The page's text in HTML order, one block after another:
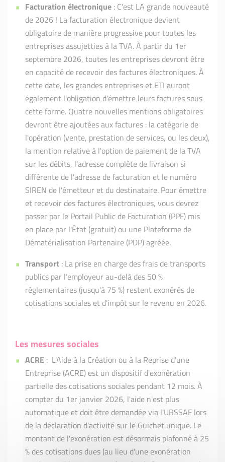
Facturation électronique : C'est LA grande nouveauté
de 2026 ! La facturation électronique devient
obligatoire de manière progressive pour toutes les
entreprises assujetties à la TVA. À partir du 1er
septembre 2026, toutes les entreprises devront être
en capacité de recevoir des factures électroniques. À
cette date, les grandes entreprises et ETI auront
également l'obligation d'émettre leurs factures sous
cette forme. Quatre nouvelles mentions obligatoires
devront être ajoutées aux factures : la catégorie de
l'opération (vente, prestation de services, ou les deux),
la mention relative à l'option de paiement de la TVA
sur les débits, l'adresse complète de livraison si
différente de l'adresse de facturation et le numéro
SIREN de l'émetteur et du destinataire. Pour émettre
et recevoir des factures électroniques, vous devrez
passer par le Portail Public de Facturation (PPF) mis
en place par l'État (gratuit) ou une Plateforme de
Dématérialisation Partenaire (PDP) agréée.
Transport : La prise en charge des frais de transports
publics par l’employeur au-delà des 50 %
réglementaires (jusqu'à 75 %) restent exonérés de
cotisations sociales et d'impôt sur le revenu en 2026.
Les mesures sociales
ACRE : L'Aide à la Création ou à la Reprise d'une
Entreprise (ACRE) est un dispositif d'exonération
partielle des cotisations sociales pendant 12 mois. À
compter du 1er janvier 2026, l'aide n'est plus
automatique et doit être demandée via l'URSSAF lors
de la déclaration d'activité sur le Guichet unique. Le
montant de l'exonération est désormais plafonné à 25
% des cotisations dues (au lieu d'une exonération